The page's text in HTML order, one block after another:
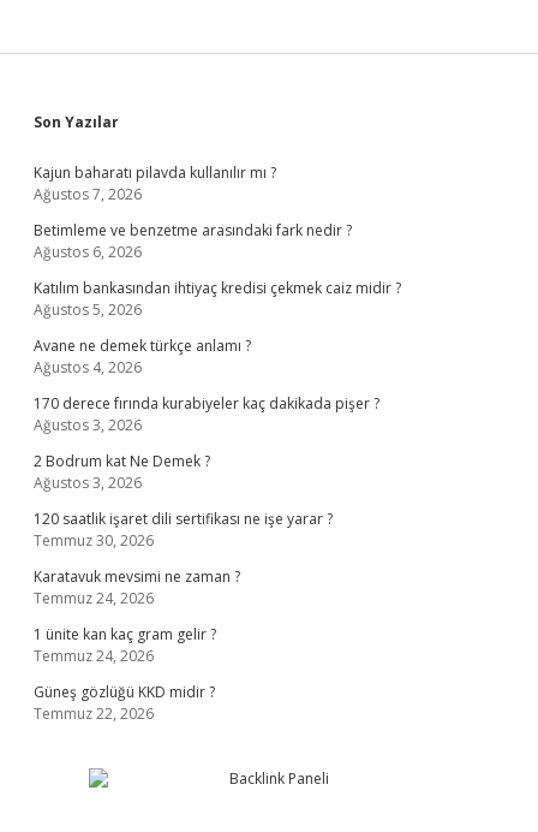
Sidebar
Son Yazılar
Kajun baharatı pilavda kullanılır mı ?
Ağustos 7, 2026
Betimleme ve benzetme arasındaki fark nedir ?
Ağustos 6, 2026
Katılım bankasından ihtiyaç kredisi çekmek caiz midir ?
Ağustos 5, 2026
Avane ne demek türkçe anlamı ?
Ağustos 4, 2026
170 derece fırında kurabiyeler kaç dakikada pişer ?
Ağustos 3, 2026
2 Bodrum kat Ne Demek ?
Ağustos 3, 2026
120 saatlik işaret dili sertifikası ne işe yarar ?
Temmuz 30, 2026
Karatavuk mevsimi ne zaman ?
Temmuz 24, 2026
1 ünite kan kaç gram gelir ?
Temmuz 24, 2026
Güneş gözlüğü KKD midir ?
Temmuz 22, 2026